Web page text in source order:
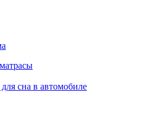
сна в автомобиле